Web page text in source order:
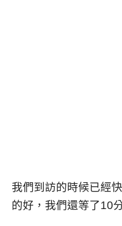
我們到訪的時候已經
的好，我們還等了10